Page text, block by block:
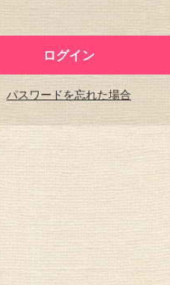
パスワードを忘れた場合